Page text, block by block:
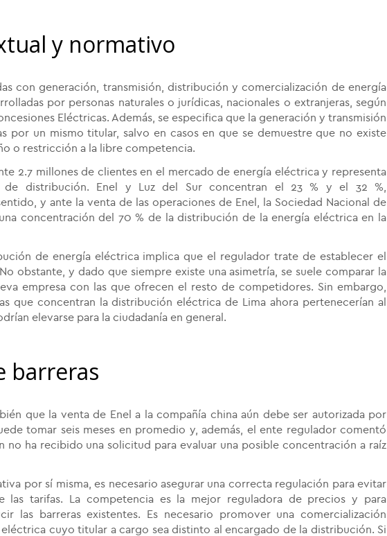
y normativo
con generación, transmisión, distribución y comercialización de energía
por personas naturales o jurídicas, nacionales o extranjeras, según
Eléctricas. Además, se especifica que la generación y transmisión
por un mismo titular, salvo en casos en que se demuestre que no existe
o restricción a la libre competencia.
2.7 millones de clientes en el mercado de energía eléctrica y representa
distribución. Enel y Luz del Sur concentran el 23 % y el 32 %,
y ante la venta de las operaciones de Enel, la Sociedad Nacional de
concentración del 70 % de la distribución de la energía eléctrica en la
de energía eléctrica implica que el regulador trate de establecer el
obstante, y dado que siempre existe una asimetría, se suele comparar la
empresa con las que ofrecen el resto de competidores. Sin embargo,
que concentran la distribución eléctrica de Lima ahora pertenecerían al
elevarse para la ciudadanía en general.
barreras
que la venta de Enel a la compañía china aún debe ser autorizada por
tomar seis meses en promedio y, además, el ente regulador comentó
no ha recibido una solicitud para evaluar una posible concentración a raíz
por sí misma, es necesario asegurar una correcta regulación para evitar
las tarifas. La competencia es la mejor reguladora de precios y para
las barreras existentes. Es necesario promover una comercialización
cuyo titular a cargo sea distinto al encargado de la distribución. Si